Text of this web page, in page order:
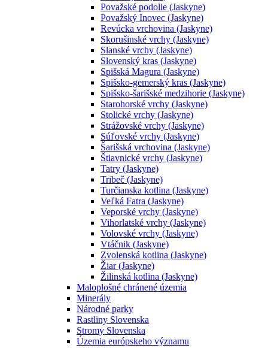
Považské podolie (Jaskyne)
Považský Inovec (Jaskyne)
Revúcka vrchovina (Jaskyne)
Skorušinské vrchy (Jaskyne)
Slanské vrchy (Jaskyne)
Slovenský kras (Jaskyne)
Spišská Magura (Jaskyne)
Spišsko-gemerský kras (Jaskyne)
Spišsko-šarišské medzihorie (Jaskyne)
Starohorské vrchy (Jaskyne)
Stolické vrchy (Jaskyne)
Strážovské vrchy (Jaskyne)
Súľovské vrchy (Jaskyne)
Šarišská vrchovina (Jaskyne)
Štiavnické vrchy (Jaskyne)
Tatry (Jaskyne)
Tribeč (Jaskyne)
Turčianska kotlina (Jaskyne)
Veľká Fatra (Jaskyne)
Veporské vrchy (Jaskyne)
Vihorlatské vrchy (Jaskyne)
Volovské vrchy (Jaskyne)
Vtáčnik (Jaskyne)
Zvolenská kotlina (Jaskyne)
Žiar (Jaskyne)
Žilinská kotlina (Jaskyne)
Maloplošné chránené územia
Minerály
Národné parky
Rastliny Slovenska
Stromy Slovenska
Územia európskeho významu